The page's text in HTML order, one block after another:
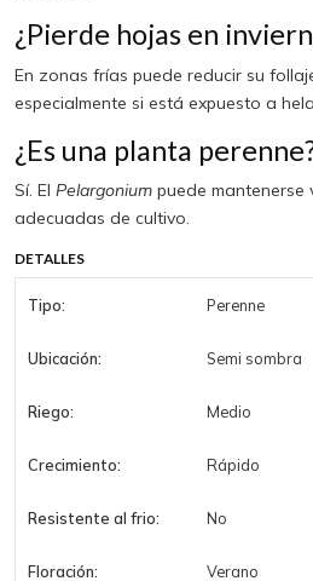
¿Pierde hojas en
En zonas frías puede reducir su
especialmente si está expuesto a
¿Es una planta
Sí. El Pelargoniumpuede mantenerse
adecuadas de cultivo.
DETALLES
Tipo: Perenne
Ubicación: Semi sombra
Riego: Medio
Crecimiento: Rápido
Resistente al frio: No
Floración: Verano